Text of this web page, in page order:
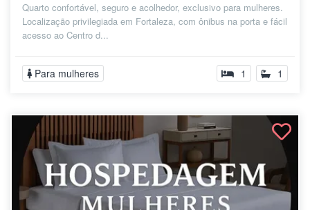
Quarto confortável, seguro e acolhedor, exclusivo para mulheres.
Localização privilegiada em Fortaleza, com ônibus na porta e fácil
acesso ao Centro d...
Para mulheres 1 1